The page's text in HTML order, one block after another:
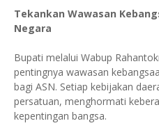
Tekankan Wawasan
Negara
Bupati melalui Wabup
pentingnya wawasan
bagi ASN. Setiap kebijakan
persatuan, menghormati
kepentingan bangsa.